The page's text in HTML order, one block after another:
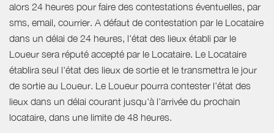
alors 24 heures pour faire des contestations éventuelles, par
sms, email, courrier. A défaut de contestation par le Locataire
dans un délai de 24 heures, l'état des lieux établi par le
Loueur sera réputé accepté par le Locataire. Le Locataire
établira seul l'état des lieux de sortie et le transmettra le jour
de sortie au Loueur. Le Loueur pourra contester l'état des
lieux dans un délai courant jusqu'à l'arrivée du prochain
locataire, dans une limite de 48 heures.